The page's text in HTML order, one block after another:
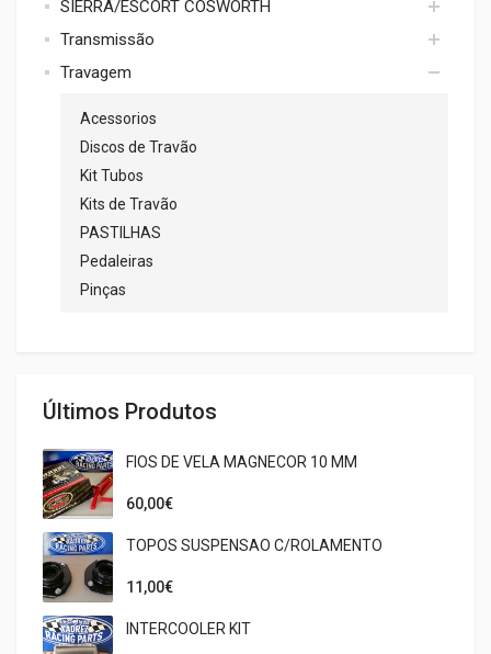
Oil Catch/ Respiro
Pinto
Tubagem
ROTULAS UNIBALL
SIERRA/ESCORT COSWORTH
Transmissão
Diferencial
Falange
Pernos
Rolamentos
Vedantes
Travagem
Acessorios
Discos de Travão
Kit Tubos
Kits de Travão
PASTILHAS
Pedaleiras
Pinças
Últimos Produtos
FIOS DE VELA MAGNECOR 10 MM
60,00€
TOPOS SUSPENSAO C/ROLAMENTO
11,00€
INTERCOOLER KIT